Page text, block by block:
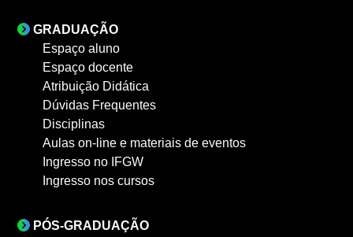
GRADUAÇÃO
Espaço aluno
Espaço docente
Atribuição Didática
Dúvidas Frequentes
Disciplinas
Aulas on-line e materiais de eventos
Ingresso no IFGW
Ingresso nos cursos
PÓS-GRADUAÇÃO